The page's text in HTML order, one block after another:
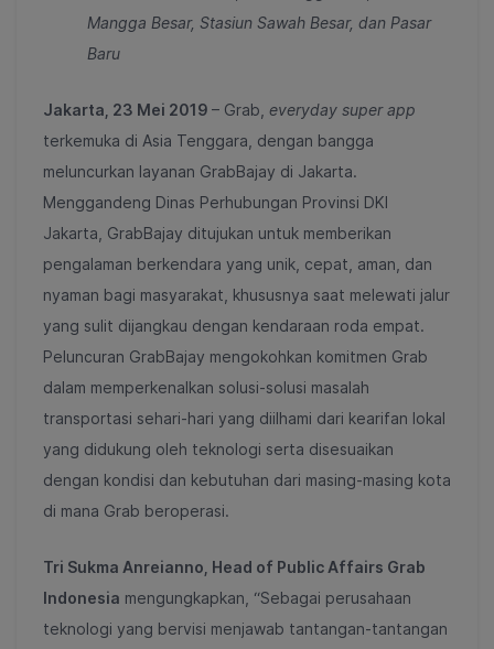
Mangga Besar, Stasiun Sawah Besar, dan Pasar
Baru
Jakarta, 23 Mei 2019 – Grab, everyday super app
terkemuka di Asia Tenggara, dengan bangga
meluncurkan layanan GrabBajay di Jakarta.
Menggandeng Dinas Perhubungan Provinsi DKI
Jakarta, GrabBajay ditujukan untuk memberikan
pengalaman berkendara yang unik, cepat, aman, dan
nyaman bagi masyarakat, khususnya saat melewati jalur
yang sulit dijangkau dengan kendaraan roda empat.
Peluncuran GrabBajay mengokohkan komitmen Grab
dalam memperkenalkan solusi-solusi masalah
transportasi sehari-hari yang diilhami dari kearifan lokal
yang didukung oleh teknologi serta disesuaikan
dengan kondisi dan kebutuhan dari masing-masing kota
di mana Grab beroperasi.
Tri Sukma Anreianno, Head of Public Affairs Grab
Indonesia mengungkapkan, “Sebagai perusahaan
teknologi yang bervisi menjawab tantangan-tantangan